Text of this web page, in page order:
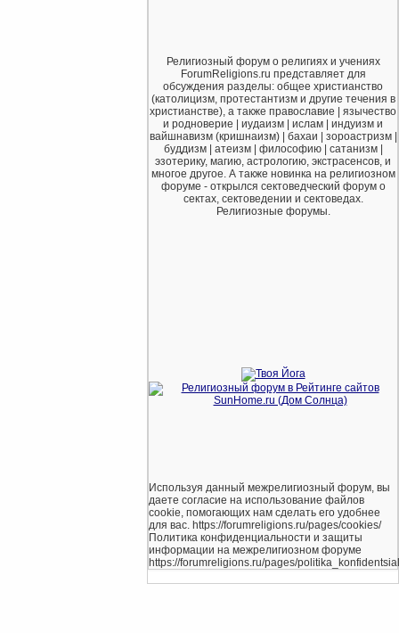
Религиозный форум о религиях и учениях
ForumReligions.ru представляет для
обсуждения разделы: общее христианство
(католицизм, протестантизм и другие течения в
христианстве), а также православие | язычество
и родноверие | иудаизм | ислам | индуизм и
вайшнавизм (кришнаизм) | бахаи | зороастризм |
буддизм | атеизм | философию | сатанизм |
эзотерику, магию, астрологию, экстрасенсов, и
многое другое. А также новинка на религиозном
форуме - открылся сектоведческий форум о
сектах, сектоведении и сектоведах.
Религиозные форумы.
Используя данный межрелигиозный форум, вы
даете согласие на использование файлов
cookie, помогающих нам сделать его удобнее
для вас. https://forumreligions.ru/pages/cookies/
Политика конфиденциальности и защиты
информации на межрелигиозном форуме
https://forumreligions.ru/pages/